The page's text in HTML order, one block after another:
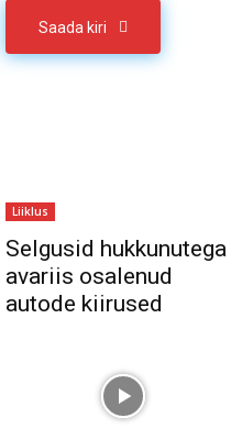
Saada kiri
Liiklus
Selgusid hukkunutega
avariis osalenud
autode kiirused